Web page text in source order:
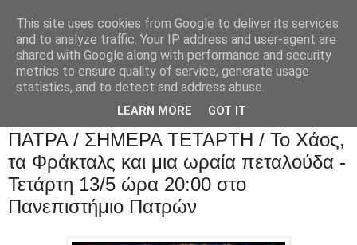
ΠΑΤΡΑ / ΣΗΜΕΡΑ ΤΕΤΑΡΤΗ / Το Χάος,
τα Φράκταλς και μια ωραία πεταλούδα -
Τετάρτη 13/5 ώρα 20:00 στο
Πανεπιστήμιο Πατρών
This site uses cookies from Google to deliver its services
and to analyze traffic. Your IP address and user-agent are
shared with Google along with performance and security
metrics to ensure quality of service, generate usage
statistics, and to detect and address abuse.
LEARN MORE GOT IT